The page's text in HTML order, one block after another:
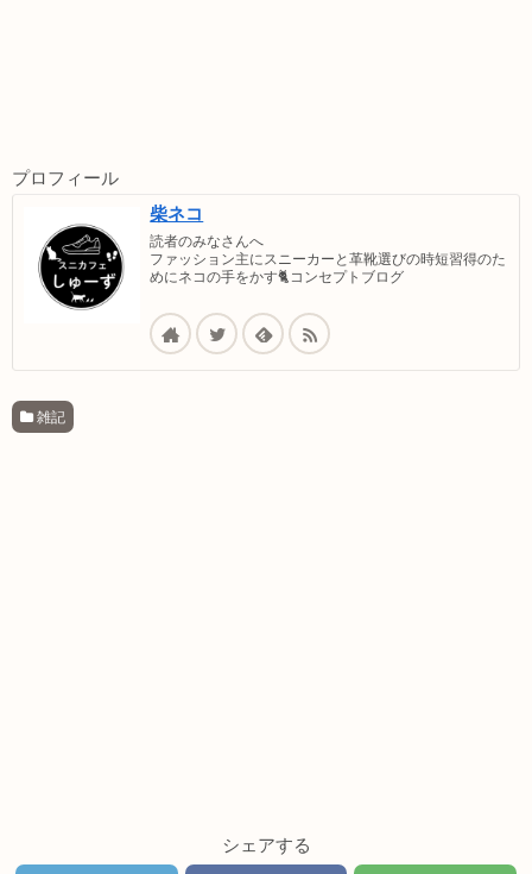
プロフィール
柴ネコ
読者のみなさんへ
ファッション主にスニーカーと革靴選びの時短習得のた
めにネコの手をかす🐈コンセプトブログ
雑記
シェアする